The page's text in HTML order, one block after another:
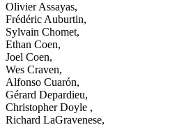
Olivier Assayas,
Frédéric Auburtin,
Sylvain Chomet,
Ethan Coen,
Joel Coen,
Wes Craven,
Alfonso Cuarón,
Gérard Depardieu,
Christopher Doyle ,
Richard LaGravenese,